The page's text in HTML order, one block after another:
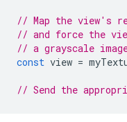
// Map the view's
// and force the
// a grayscale
const view =
// Send the